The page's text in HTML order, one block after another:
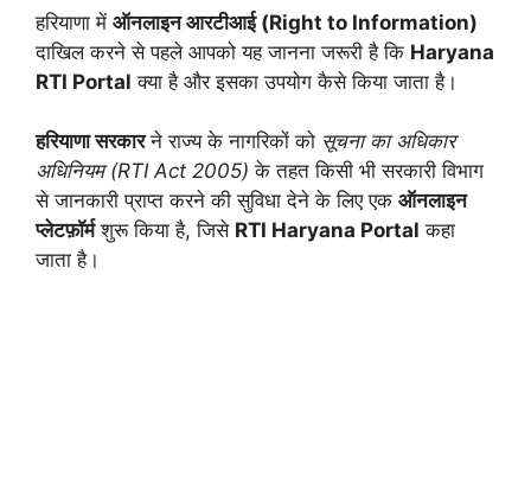
हरियाणा में ऑनलाइन आरटीआई (Right to Information)
दाखिल करने से पहले आपको यह जानना जरूरी है कि Haryana
RTI Portal क्या है और इसका उपयोग कैसे किया जाता है।
हरियाणा सरकारने राज्य के नागरिकों को सूचना का अधिकार
अधिनियम (RTI Act 2005) के तहत किसी भी सरकारी विभाग
से जानकारी प्राप्त करने की सुविधा देने के लिए एक ऑनलाइन
प्लेटफ़ॉर्मशुरू किया है, जिसे RTI Haryana Portal कहा
जाता है।